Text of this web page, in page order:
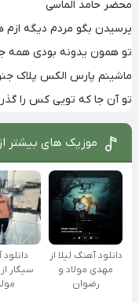
محضر حامد الماسی
پرسیدن بگو مردم دیگه
تو همون یدونه بودی همه جا
ماشینم پارس الکس پلاک
تو آن جا که تویی کس را
موزیک های بیشتر از
دانلود آهنگ لیلا از
مهدی مولاد و
رضوان
سیگار